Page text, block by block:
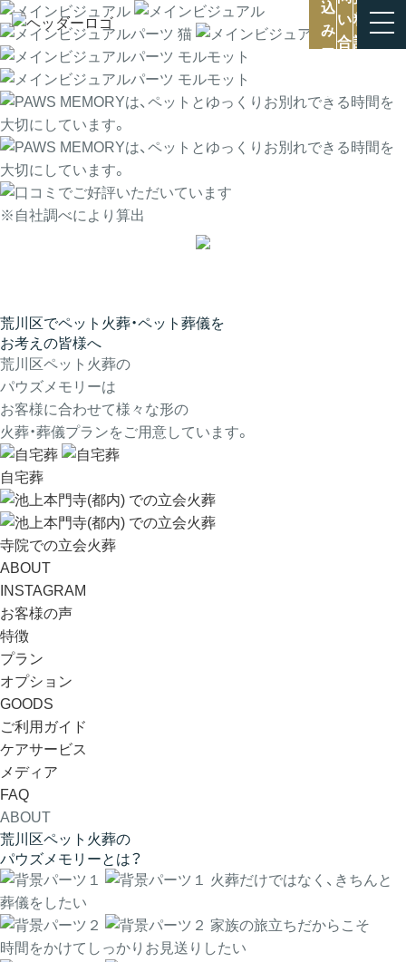
※自社調べにより算出
荒川区でペット火葬・ペット葬儀を
お考えの皆様へ
荒川区ペット火葬の
パウズメモリーは
お客様に合わせて様々な形の
火葬・葬儀プランをご用意しています。
自宅葬
寺院での立会火葬
ABOUT
INSTAGRAM
お客様の声
特徴
プラン
オプション
GOODS
ご利用ガイド
ケアサービス
メディア
FAQ
ABOUT
荒川区ペット火葬の
パウズメモリーとは？
火葬だけではなく、きちんと
葬儀をしたい
家族の旅立ちだからこそ
時間をかけてしっかりお見送りしたい